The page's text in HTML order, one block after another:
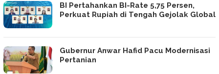
BI Pertahankan BI-Rate 5,75 Persen,
Perkuat Rupiah di Tengah Gejolak Global
Gubernur Anwar Hafid Pacu Modernisasi
Pertanian